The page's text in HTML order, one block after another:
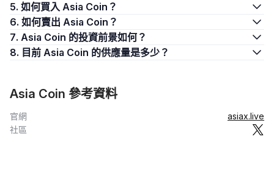
5. 如何買入 Asia Coin？
6. 如何賣出 Asia Coin？
7. Asia Coin 的投資前景如何？
8. 目前 Asia Coin 的供應量是多少？
Asia Coin 參考資料
官網
asiax.live
社區